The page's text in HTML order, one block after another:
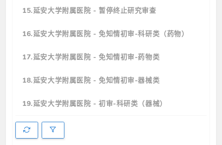
15.延安大学附属医院 - 暂停终止研究审查
16.延安大学附属医院 - 免知情初审-科研类（药物）
17.延安大学附属医院 - 免知情初审-药物类
18.延安大学附属医院 - 免知情初审-器械类
19.延安大学附属医院 - 初审-科研类（器械）